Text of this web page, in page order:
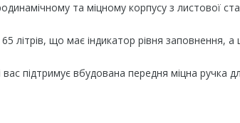
та міцному корпусу з листової
літрів, що має індикатор рівня заповнення,
підтримує вбудована передня міцна ручка